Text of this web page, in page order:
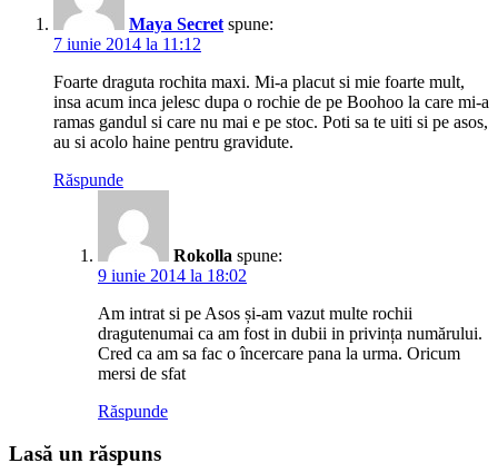
Maya Secret spune:
7 iunie 2014 la 11:12
Foarte draguta rochita maxi. Mi-a placut si mie foarte mult,
insa acum inca jelesc dupa o rochie de pe Boohoo la care mi-a
ramas gandul si care nu mai e pe stoc. Poti sa te uiti si pe asos,
au si acolo haine pentru gravidute.
Răspunde
Rokolla spune:
9 iunie 2014 la 18:02
Am intrat si pe Asos și-am vazut multe rochii
dragutenumai ca am fost in dubii in privința numărului.
Cred ca am sa fac o încercare pana la urma. Oricum
mersi de sfat
Răspunde
Lasă un răspuns